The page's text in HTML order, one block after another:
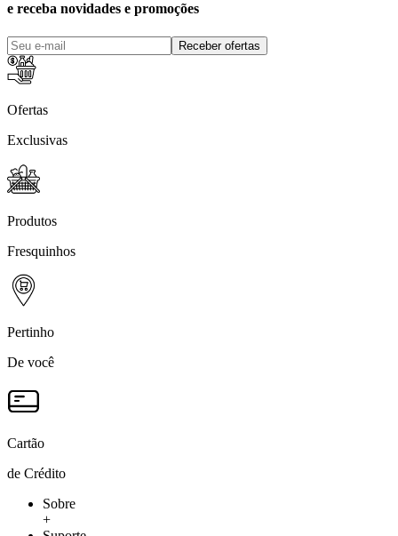
e receba novidades e promoções
Receber ofertas
Ofertas
Exclusivas
Produtos
Fresquinhos
Pertinho
De você
Cartão
de Crédito
Sobre
+